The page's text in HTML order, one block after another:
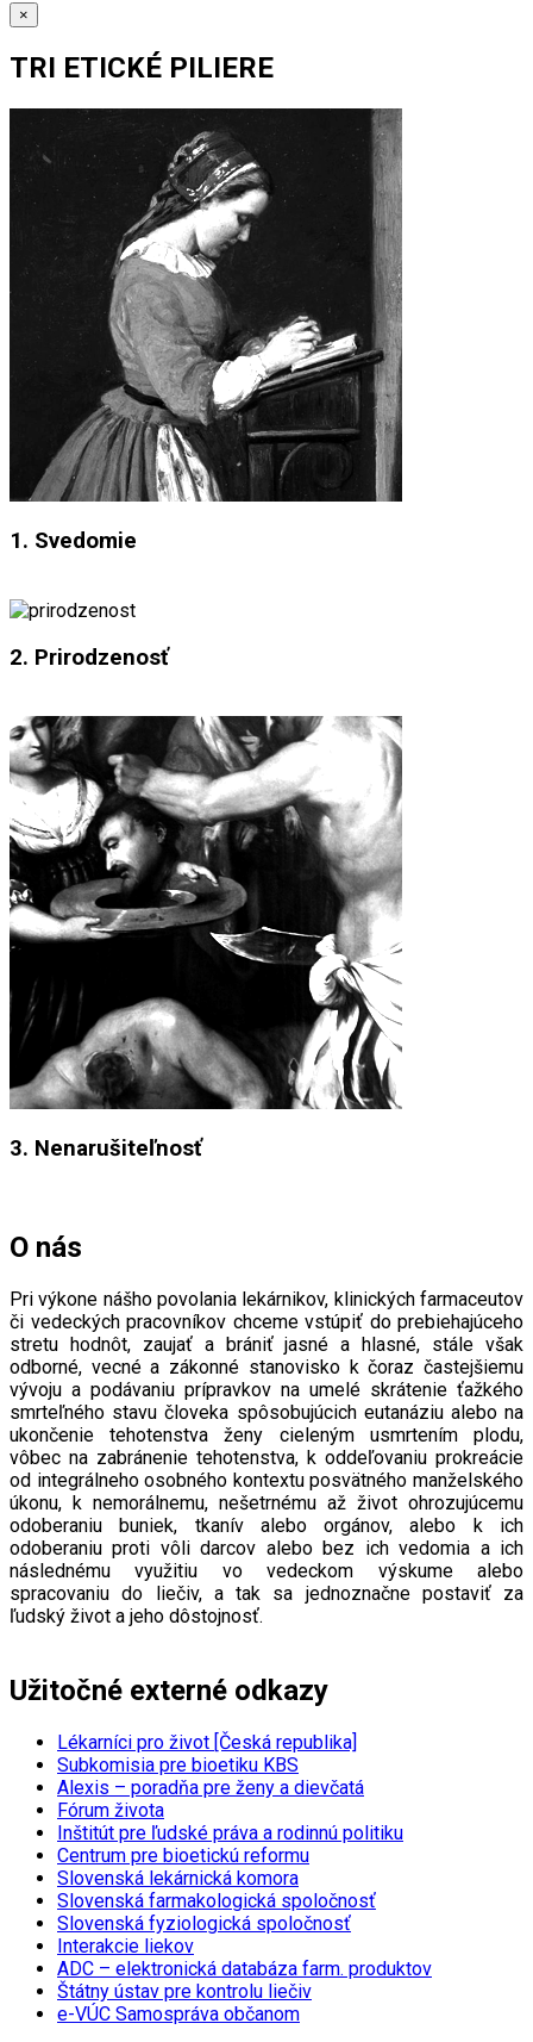
×
TRI ETICKÉ PILIERE
1. Svedomie
2. Prirodzenosť
3. Nenarušiteľnosť
O nás
Pri výkone nášho povolania lekárnikov, klinických farmaceutov
či vedeckých pracovníkov chceme vstúpiť do prebiehajúceho
stretu hodnôt, zaujať a brániť jasné a hlasné, stále však
odborné, vecné a zákonné stanovisko k čoraz častejšiemu
vývoju a podávaniu prípravkov na umelé skrátenie ťažkého
smrteľného stavu človeka spôsobujúcich eutanáziu alebo na
ukončenie tehotenstva ženy cieleným usmrtením plodu,
vôbec na zabránenie tehotenstva, k oddeľovaniu prokreácie
od integrálneho osobného kontextu posvätného manželského
úkonu, k nemorálnemu, nešetrnému až život ohrozujúcemu
odoberaniu buniek, tkanív alebo orgánov, alebo k ich
odoberaniu proti vôli darcov alebo bez ich vedomia a ich
následnému využitiu vo vedeckom výskume alebo
spracovaniu do liečiv, a tak sa jednoznačne postaviť za
ľudský život a jeho dôstojnosť.
Užitočné externé odkazy
Lékarníci pro život [Česká republika]
Subkomisia pre bioetiku KBS
Alexis – poradňa pre ženy a dievčatá
Fórum života
Inštitút pre ľudské práva a rodinnú politiku
Centrum pre bioetickú reformu
Slovenská lekárnická komora
Slovenská farmakologická spoločnosť
Slovenská fyziologická spoločnosť
Interakcie liekov
ADC – elektronická databáza farm. produktov
Štátny ústav pre kontrolu liečiv
e-VÚC Samospráva občanom